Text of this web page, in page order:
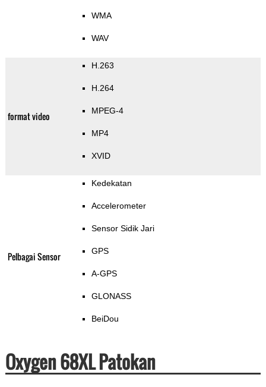
WMA
WAV
format video
H.263
H.264
MPEG-4
MP4
XVID
Pelbagai Sensor
Kedekatan
Accelerometer
Sensor Sidik Jari
GPS
A-GPS
GLONASS
BeiDou
Oxygen 68XL Patokan